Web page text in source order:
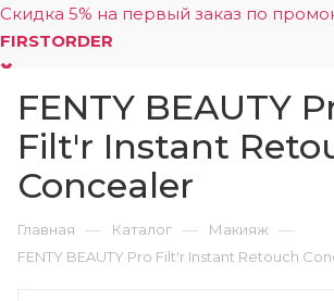
Скидка 5% на первый заказ по
FIRSTORDER
FENTY BEAUTY
Filt'r Instant
Concealer
Главная — Каталог — Макияж —
FENTY BEAUTY Pro Filt'r Instant Retouch